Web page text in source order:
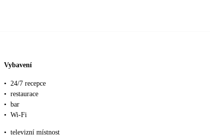
Vybavení
• 24/7 recepce
• restaurace
• bar
• Wi-Fi
• televizní místnost